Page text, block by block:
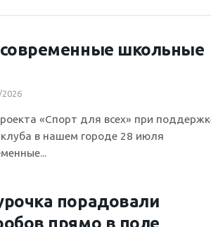
школьные
«Спорт для всех» при
клуба в нашем городе 28 июля
порадовали